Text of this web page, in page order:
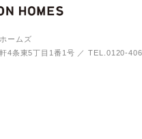
ームズ
4条東5丁目1番1号 ／TEL.0120-